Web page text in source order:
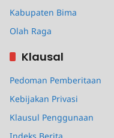
Kabupaten Bima
Olah Raga
Klausal
Pedoman Pemberitaan
Kebijakan Privasi
Klausul Penggunaan
Indeks Berita